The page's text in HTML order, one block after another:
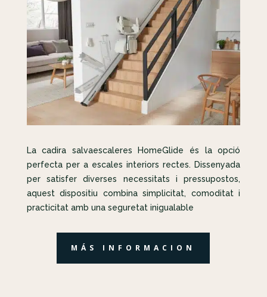
La cadira salvaescaleres HomeGlide és la opció
perfecta per a escales interiors rectes. Dissenyada
per satisfer diverses necessitats i pressupostos,
aquest dispositiu combina simplicitat, comoditat i
practicitat amb una seguretat inigualable
MÁS INFORMACION